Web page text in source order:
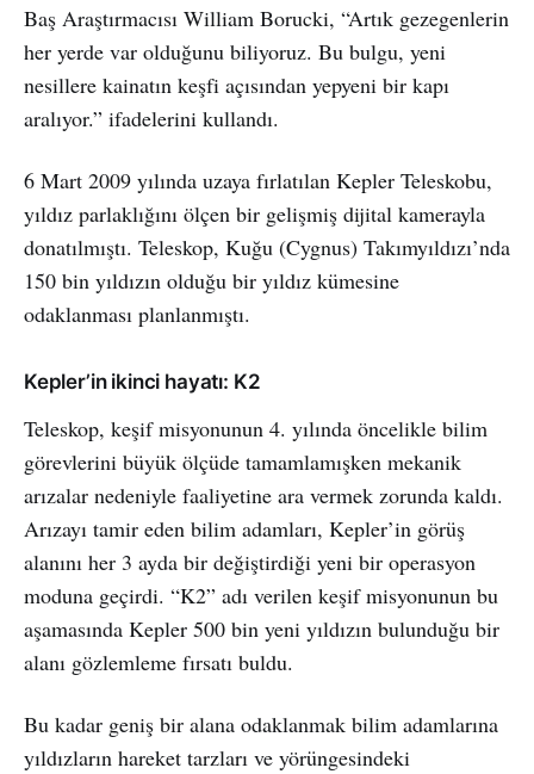
Baş Araştırmacısı William Borucki, “Artık gezegenlerin
her yerde var olduğunu biliyoruz. Bu bulgu, yeni
nesillere kainatın keşfi açısından yepyeni bir kapı
aralıyor.” ifadelerini kullandı.
6 Mart 2009 yılında uzaya fırlatılan Kepler Teleskobu,
yıldız parlaklığını ölçen bir gelişmiş dijital kamerayla
donatılmıştı. Teleskop, Kuğu (Cygnus) Takımyıldızı’nda
150 bin yıldızın olduğu bir yıldız kümesine
odaklanması planlanmıştı.
Kepler’in ikinci hayatı: K2
Teleskop, keşif misyonunun 4. yılında öncelikle bilim
görevlerini büyük ölçüde tamamlamışken mekanik
arızalar nedeniyle faaliyetine ara vermek zorunda kaldı.
Arızayı tamir eden bilim adamları, Kepler’in görüş
alanını her 3 ayda bir değiştirdiği yeni bir operasyon
moduna geçirdi. “K2” adı verilen keşif misyonunun bu
aşamasında Kepler 500 bin yeni yıldızın bulunduğu bir
alanı gözlemleme fırsatı buldu.
Bu kadar geniş bir alana odaklanmak bilim adamlarına
yıldızların hareket tarzları ve yörüngesindeki